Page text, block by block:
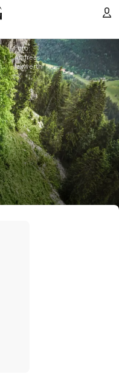
Foto:
Andreas
Jakwerth